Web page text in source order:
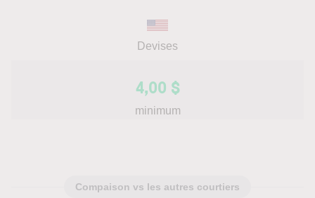
Devises
4,00 $
minimum
Compaison vs les autres courtiers